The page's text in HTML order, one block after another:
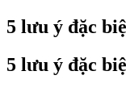
5 lưu ý đặc
5 lưu ý đặc